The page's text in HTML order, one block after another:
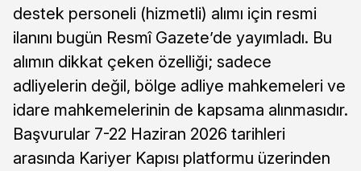
destek personeli (hizmetli) alımı için resmi
ilanını bugün Resmî Gazete’de yayımladı. Bu
alımın dikkat çeken özelliği; sadece
adliyelerin değil, bölge adliye mahkemeleri ve
idare mahkemelerinin de kapsama alınmasıdır.
Başvurular 7-22 Haziran 2026 tarihleri
arasında Kariyer Kapısı platformu üzerinden